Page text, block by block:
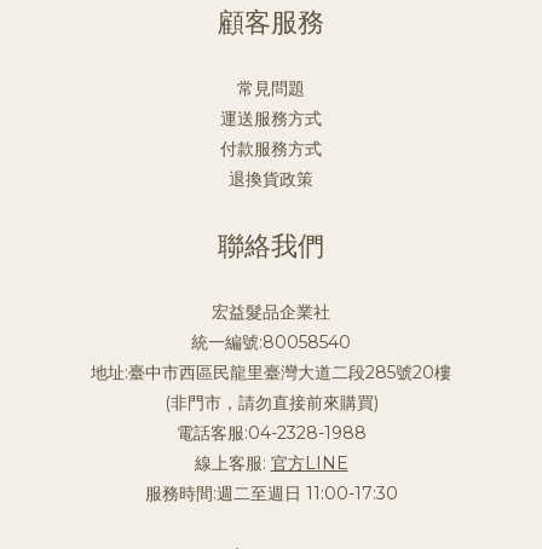
顧客服務
常見問題
運送服務方式
付款服務方式
退換貨政策
聯絡我們
宏益髮品企業社
統一編號:80058540
地址:臺中市西區民龍里臺灣大道二段285號20樓
(非門市，請勿直接前來購買)
電話客服:04-2328-1988
線上客服: 官方LINE
服務時間:週二至週日 11:00-17:30